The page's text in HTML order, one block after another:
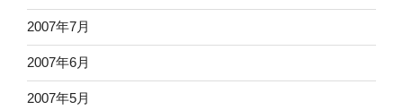
2007年7月
2007年6月
2007年5月